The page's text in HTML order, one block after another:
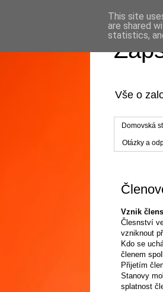
Vše o
Domovská
Otázky a
Vznik
Člesnství
vzniknout
Kdo se
členem
Přijetím
Stanovy
splatnost
This site
are shared
statistics,